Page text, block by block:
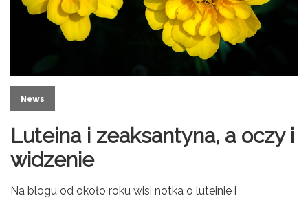
News
Luteina i zeaksantyna, a oczy i
widzenie
Na blogu od około roku wisi notka o luteinie i